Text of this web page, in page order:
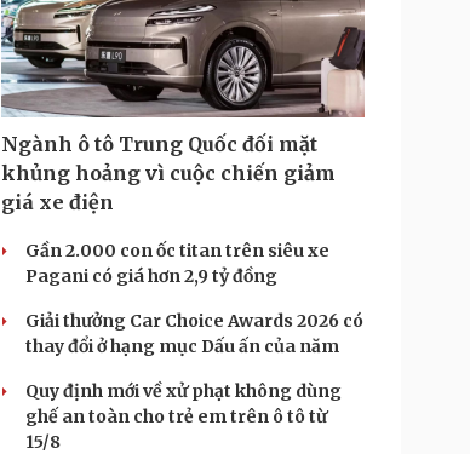
Ngành ô tô Trung Quốc đối mặt
khủng hoảng vì cuộc chiến giảm
giá xe điện
Gần 2.000 con ốc titan trên siêu xe
Pagani có giá hơn 2,9 tỷ đồng
Giải thưởng Car Choice Awards 2026 có
thay đổi ở hạng mục Dấu ấn của năm
Quy định mới về xử phạt không dùng
ghế an toàn cho trẻ em trên ô tô từ
15/8